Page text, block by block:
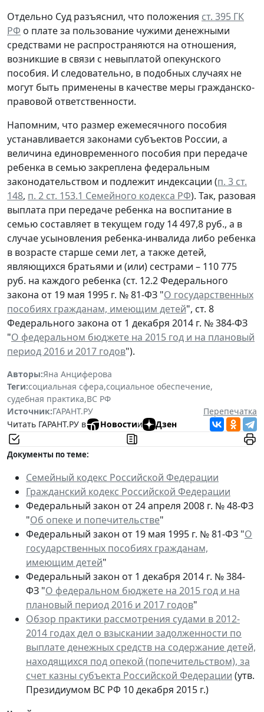
Отдельно Суд разъяснил, что положения ст. 395 ГК
РФ о плате за пользование чужими денежными
средствами не распространяются на отношения,
возникшие в связи с невыплатой опекунского
пособия. И следовательно, в подобных случаях не
могут быть применены в качестве меры гражданско-
правовой ответственности.
Напомним, что размер ежемесячного пособия
устанавливается законами субъектов России, а
величина единовременного пособия при передаче
ребенка в семью закреплена федеральным
законодательством и подлежит индексации (п. 3 ст.
148, п. 2 ст. 153.1 Семейного кодекса РФ). Так, разовая
выплата при передаче ребенка на воспитание в
семью составляет в текущем году 14 497,8 руб., а в
случае усыновления ребенка-инвалида либо ребенка
в возрасте старше семи лет, а также детей,
являющихся братьями и (или) сестрами – 110 775
руб. на каждого ребенка (ст. 12.2 Федерального
закона от 19 мая 1995 г. № 81-ФЗ "О государственных
пособиях гражданам, имеющим детей", ст. 8
Федерального закона от 1 декабря 2014 г. № 384-ФЗ
"О федеральном бюджете на 2015 год и на плановый
период 2016 и 2017 годов").
Авторы:Яна Анциферова
Теги:социальная сфера,социальное обеспечение,
судебная практика,ВС РФ
Источник:ГАРАНТ.РУ
Перепечатка
Читать ГАРАНТ.РУ в
Новостии Дзен
Документы по теме:
Семейный кодекс Российской Федерации
Гражданский кодекс Российской Федерации
Федеральный закон от 24 апреля 2008 г. № 48-ФЗ
"Об опеке и попечительстве"
Федеральный закон от 19 мая 1995 г. № 81-ФЗ "О
государственных пособиях гражданам,
имеющим детей"
Федеральный закон от 1 декабря 2014 г. № 384-
ФЗ "О федеральном бюджете на 2015 год и на
плановый период 2016 и 2017 годов"
Обзор практики рассмотрения судами в 2012-
2014 годах дел о взыскании задолженности по
выплате денежных средств на содержание детей,
находящихся под опекой (попечительством), за
счет казны субъекта Российской Федерации (утв.
Президиумом ВС РФ 10 декабря 2015 г.)